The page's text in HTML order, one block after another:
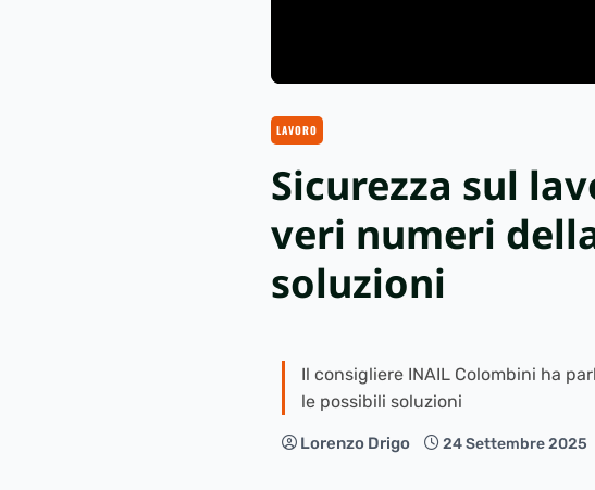
LAVORO
Sicurezza sul
veri numeri
soluzioni
Il consigliere INAIL Colombini ha
le possibili soluzioni
Lorenzo Drigo 24 Settembre 2025